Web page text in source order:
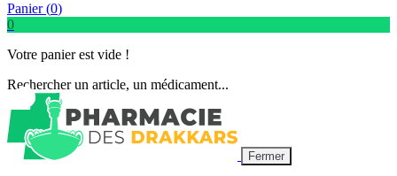
Panier (0)
0
Votre panier est vide !
Rechercher un article, un médicament...
Fermer